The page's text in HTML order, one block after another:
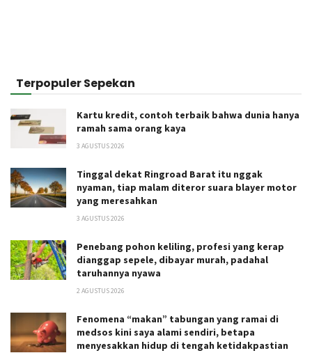
Terpopuler Sepekan
Kartu kredit, contoh terbaik bahwa dunia hanya
ramah sama orang kaya
3 AGUSTUS 2026
Tinggal dekat Ringroad Barat itu nggak
nyaman, tiap malam diteror suara blayer motor
yang meresahkan
3 AGUSTUS 2026
Penebang pohon keliling, profesi yang kerap
dianggap sepele, dibayar murah, padahal
taruhannya nyawa
2 AGUSTUS 2026
Fenomena “makan” tabungan yang ramai di
medsos kini saya alami sendiri, betapa
menyesakkan hidup di tengah ketidakpastian